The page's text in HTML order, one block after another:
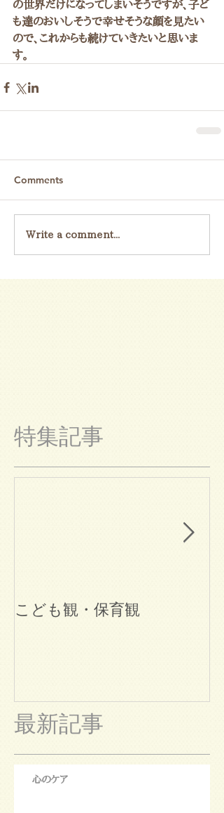
の世界だけになってしまいそうですが、子ど
も達のおいしそうで幸せそうな顔を見たい
ので、これからも続けていきたいと思いま
す。
Comments
Write a comment...
特集記事
こども観・保育観
最新記事
心のケア